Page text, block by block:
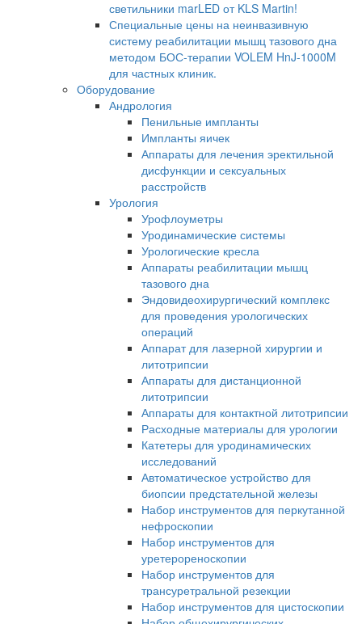
светильники marLED от KLS Martin!
Специальные цены на неинвазивную
систему реабилитации мышц тазового дна
методом БОС-терапии VOLEM HnJ-1000M
для частных клиник.
Оборудование
Андрология
Пенильные импланты
Импланты яичек
Аппараты для лечения эректильной
дисфункции и сексуальных
расстройств
Урология
Урофлоуметры
Уродинамические системы
Урологические кресла
Аппараты реабилитации мышц
тазового дна
Эндовидеохирургический комплекс
для проведения урологических
операций
Аппарат для лазерной хирургии и
литотрипсии
Аппараты для дистанционной
литотрипсии
Аппараты для контактной литотрипсии
Расходные материалы для урологии
Катетеры для уродинамических
исследований
Автоматическое устройство для
биопсии предстательной железы
Набор инструментов для перкутанной
нефроскопии
Набор инструментов для
уретерореноскопии
Набор инструментов для
трансуретральной резекции
Набор инструментов для цистоскопии